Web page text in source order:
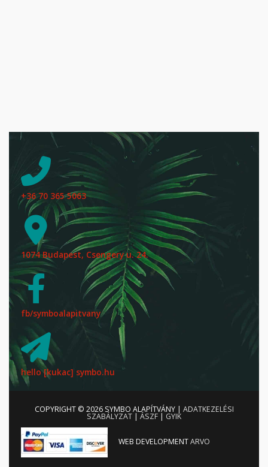
+36 70 365 5063
1074 Budapest, Csengery u. 24.
fb/symboalapitvany
hello [kukac] symbo.hu
COPYRIGHT © 2026 SYMBO ALAPÍTVÁNY| ADATKEZELÉSI
SZABÁLYZAT | ÁSZF | GYIK
WEB DEVELOPMENTARVO